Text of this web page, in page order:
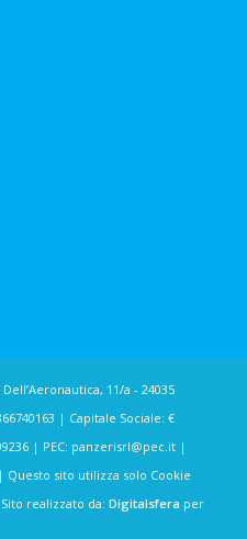
11/a - 24035
| Capitale Sociale: €
| PEC: panzerisrl@pec.it|
| Questo sito utilizza solo Cookie
realizzato da: Digitalsfera per